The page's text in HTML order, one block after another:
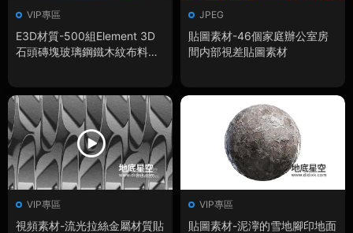
VIP專區
E3D材質-500組Element 3D
石頭磚塊玻璃鋼鐵木紋布料地
JPEG
貼圖素材-46個家庭辦公室房
間内部視差貼圖素材
VIP專區
視頻素材-流光拉絲金屬材質貼
VIP專區
貼圖素材-泥濘的雪地腳印地面